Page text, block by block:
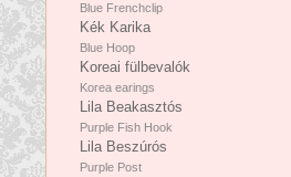
Blue Frenchclip
Kék Karika
Blue Hoop
Koreai fülbevalók
Korea earings
Lila Beakasztós
Purple Fish Hook
Lila Beszúrós
Purple Post